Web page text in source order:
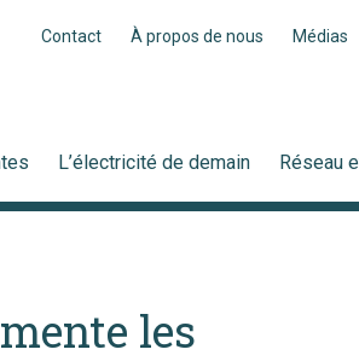
Contact À propos de nous Médias
L’électricité de demain Réseau
les